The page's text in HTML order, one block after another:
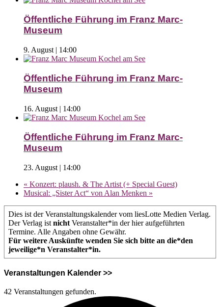
Öffentliche Führung im Franz Marc-
Museum
9. August | 14:00
Öffentliche Führung im Franz Marc-
Museum
16. August | 14:00
Öffentliche Führung im Franz Marc-
Museum
23. August | 14:00
« Konzert: plaush. & The Artist (+ Special Guest)
Musical: „Sister Act“ von Alan Menken »
Dies ist der Veranstaltungskalender vom liesLotte Medien Verlag.
Der Verlag ist nicht Veranstalter*in der hier aufgeführten
Termine. Alle Angaben ohne Gewähr.
Für weitere Auskünfte wenden Sie sich bitte an die*den
jeweilige*n Veranstalter*in.
Veranstaltungen Kalender >>
42 Veranstaltungen gefunden.